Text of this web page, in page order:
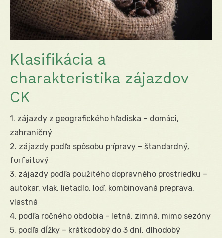
Klasifikácia a
charakteristika zájazdov
CK
1. zájazdy z geografického hľadiska – domáci,
zahraničný
2. zájazdy podľa spôsobu prípravy – štandardný,
forfaitový
3. zájazdy podľa použitého dopravného prostriedku –
autokar, vlak, lietadlo, loď, kombinovaná preprava,
vlastná
4. podľa ročného obdobia – letná, zimná, mimo sezóny
5. podľa dĺžky – krátkodobý do 3 dní, dlhodobý